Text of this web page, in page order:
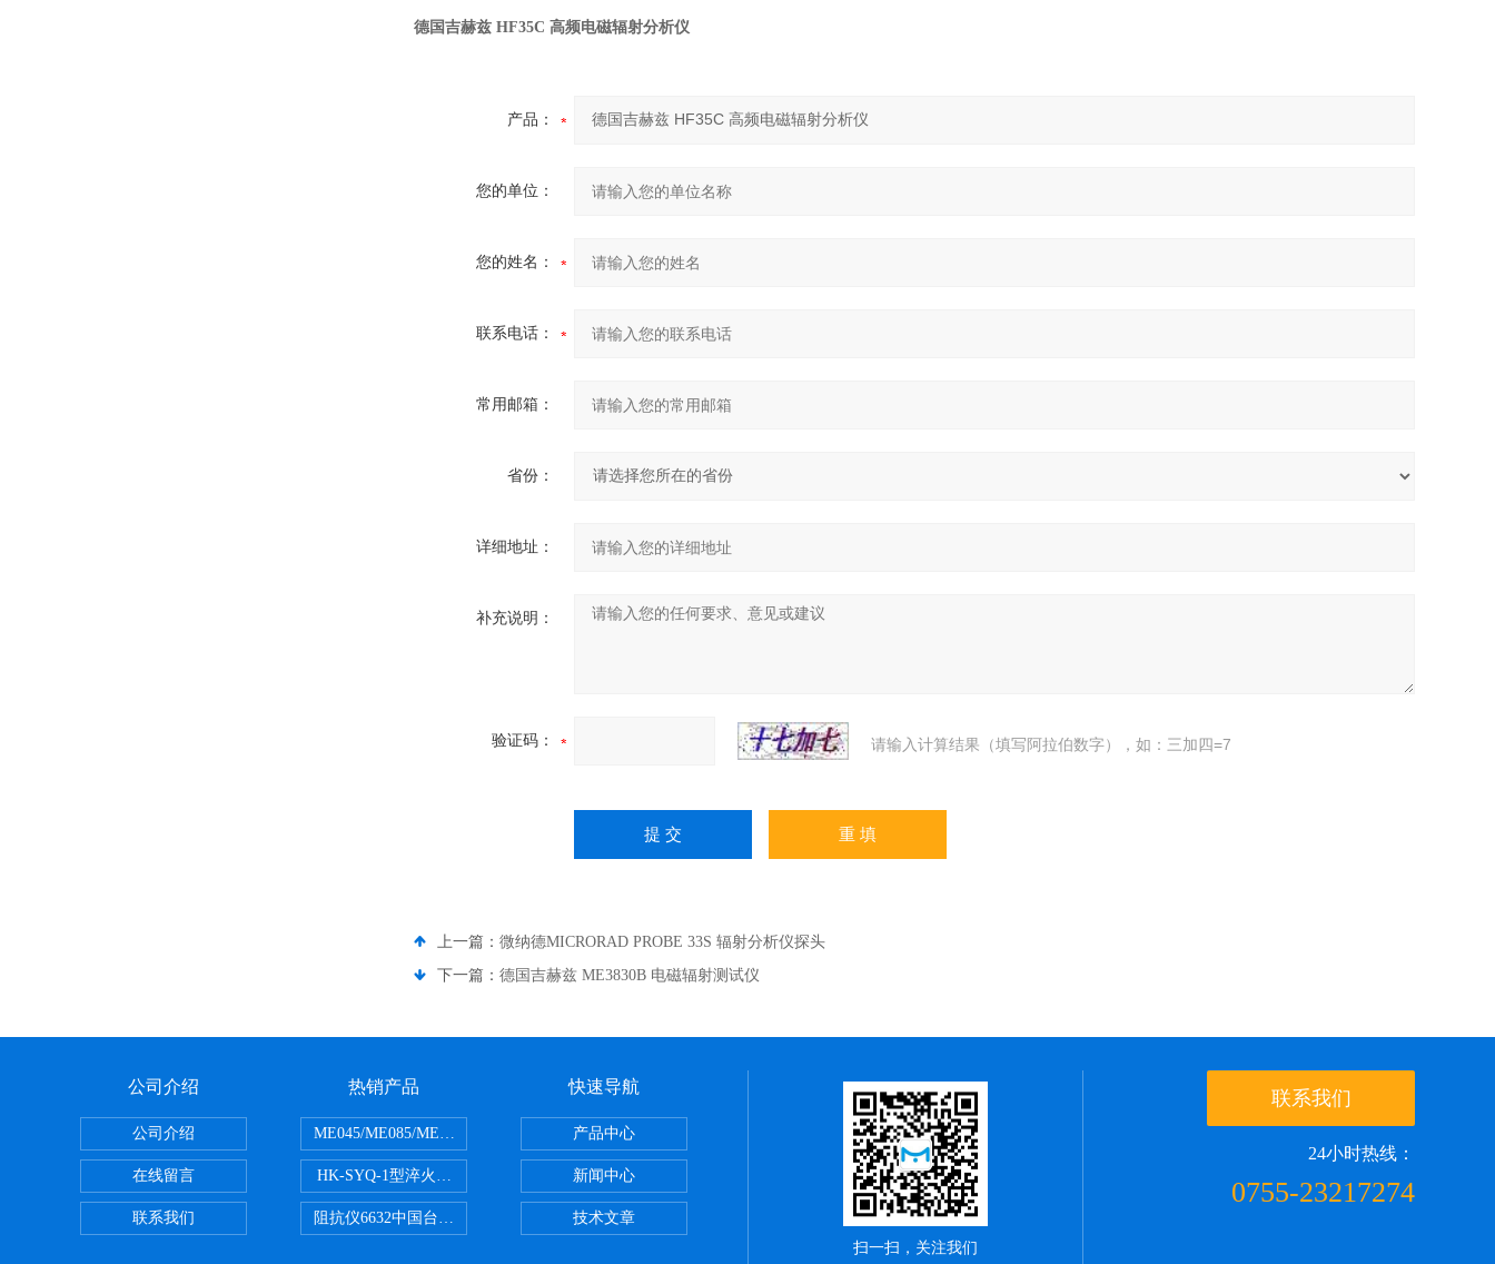
德国吉赫兹 HF35C 高频电磁辐射分析仪
产品：
您的单位：
您的姓名：
联系电话：
常用邮箱：
省份：
详细地址：
补充说明：
验证码： 请输入计算结果（填写阿拉伯数字），如：三加四=7
上一篇： 微纳德MICRORAD PROBE 33S 辐射分析仪探头
下一篇： 德国吉赫兹 ME3830B 电磁辐射测试仪
公司介绍
公司介绍
在线留言
联系我们
热销产品
ME045/ME085/ME150ME系列PCB TDR特性阻抗测试仪
HK-SYQ-1型淬火介质冷却性能测试仪
阻抗仪6632中国台湾益和MICROTEST 6632 精密阻抗分析仪
快速导航
产品中心
新闻中心
技术文章
扫一扫，关注我们
联系我们
24小时热线：
0755-23217274